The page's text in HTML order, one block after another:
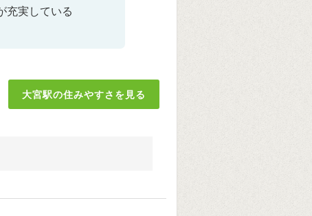
充実している
大宮駅の住みやすさを見る